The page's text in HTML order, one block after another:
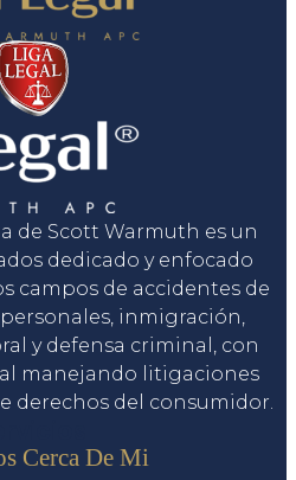
de Scott Warmuth es un
dedicado y enfocado
campos de accidentes de
inmigración,
y defensa criminal, con
manejando litigaciones
derechos del consumidor.
Cerca De Mi